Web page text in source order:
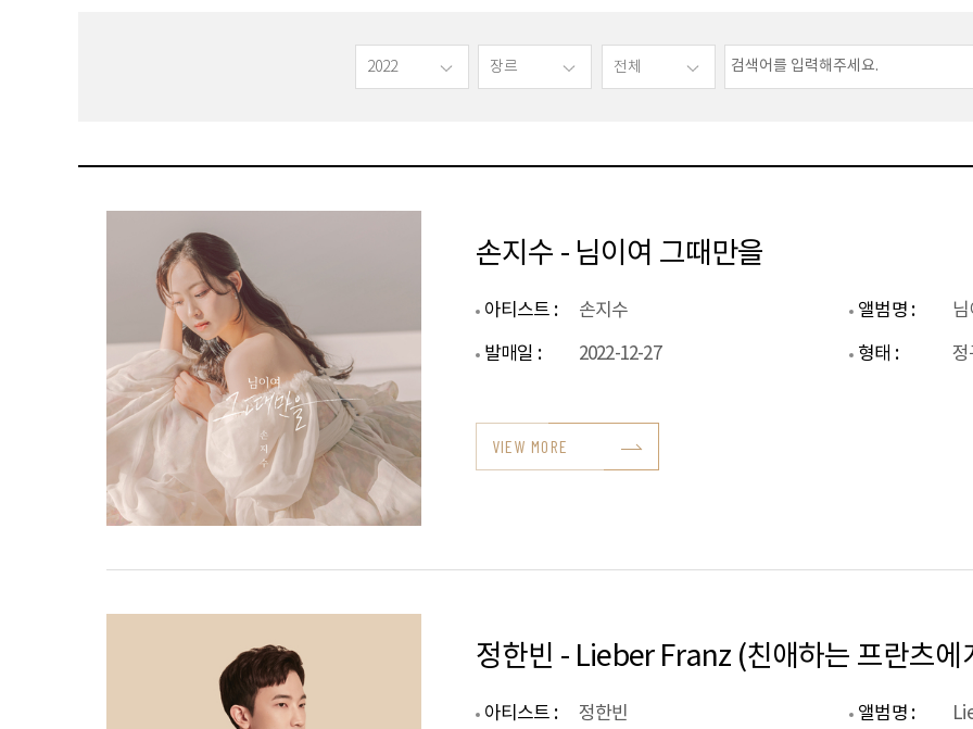
손지수 - 님이여 그때만을
아티스트 : 손지수 앨범명 :
발매일 :
2022-12-27 형태 : 정
VIEW MORE
정한빈 - Lieber Franz (친애하는 프란츠에
아티스트 : 정한빈 앨범명 :